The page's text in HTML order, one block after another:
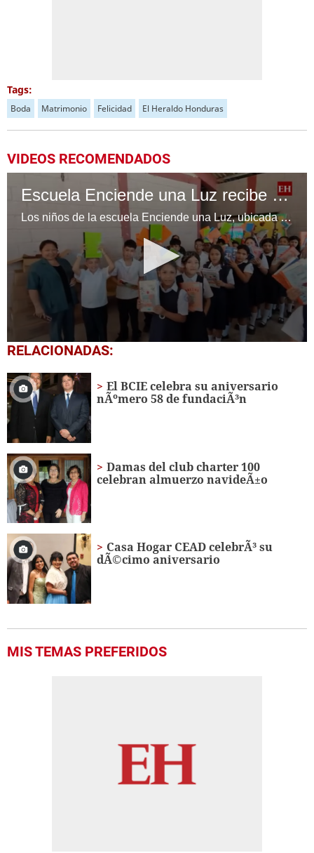
Tags:
Boda Matrimonio Felicidad El Heraldo Honduras
VIDEOS RECOMENDADOS
Escuela Enciende una Luz recibe cuadernos Quick, gracias a la Maratón del Saber
Los niños de la escuela Enciende una Luz, ubicada en la colonia Altos de Santa Rosa, al sur de Tegucigalpa, recibieron cuadernos Quick como parte de la Campaña Maratón del Saber.
0
seconds
1
minute,
56
seconds
RELACIONADAS:
El BCIE celebra su aniversario
nÃºmero 58 de fundaciÃ³n
Damas del club charter 100
celebran almuerzo navideÃ±o
Casa Hogar CEAD celebrÃ³ su
dÃ©cimo aniversario
MIS TEMAS PREFERIDOS